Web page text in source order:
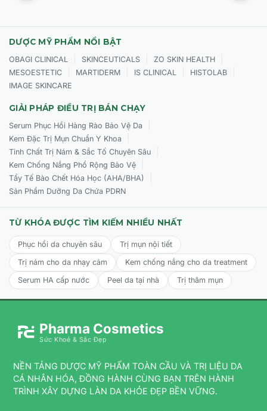
DƯỢC MỸ PHẨM NỔI BẬT
OBAGI CLINICAL SKINCEUTICALS ZO SKIN HEALTH
MESOESTETIC MARTIDERM IS CLINICAL HISTOLAB
IMAGE SKINCARE
GIẢI PHÁP ĐIỀU TRỊ BÁN CHẠY
Serum Phục Hồi Hàng Rào Bảo Vệ Da
Kem Đặc Trị Mụn Chuẩn Y Khoa
Tinh Chất Trị Nám & Sắc Tố Chuyên Sâu
Kem Chống Nắng Phổ Rộng Bảo Vệ
Tẩy Tế Bào Chết Hóa Học (AHA/BHA)
Sản Phẩm Dưỡng Da Chứa PDRN
TỪ KHÓA ĐƯỢC TÌM KIẾM NHIỀU NHẤT
Phục hồi da chuyên sâu
Trị mụn nội tiết
Trị nám cho da nhạy cảm
Kem chống nắng cho da treatment
Serum HA cấp nước
Peel da tại nhà Trị thâm mụn
Pharma Cosmetics
Sức Khoẻ & Sắc Đẹp
NỀN TẢNG DƯỢC MỸ PHẨM TOÀN CẦU VÀ TRỊ LIỆU DA
CÁ NHÂN HÓA, ĐỒNG HÀNH CÙNG BẠN TRÊN HÀNH
TRÌNH XÂY DỰNG LÀN DA KHỎE ĐẸP BỀN VỮNG.